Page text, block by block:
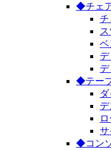
◆チェ
チ
ベ
◆テー
デ
サ
◆コン